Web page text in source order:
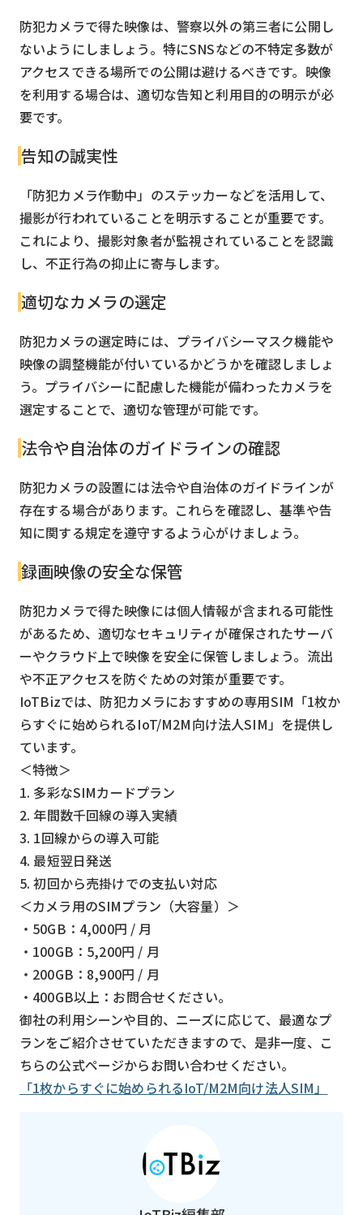
防犯カメラで得た映像は、警察以外の第三者に公開し
ないようにしましょう。特にSNSなどの不特定多数が
アクセスできる場所での公開は避けるべきです。映像
を利用する場合は、適切な告知と利用目的の明示が必
要です。
告知の誠実性
「防犯カメラ作動中」のステッカーなどを活用して、
撮影が行われていることを明示することが重要です。
これにより、撮影対象者が監視されていることを認識
し、不正行為の抑止に寄与します。
適切なカメラの選定
防犯カメラの選定時には、プライバシーマスク機能や
映像の調整機能が付いているかどうかを確認しましょ
う。プライバシーに配慮した機能が備わったカメラを
選定することで、適切な管理が可能です。
法令や自治体のガイドラインの確認
防犯カメラの設置には法令や自治体のガイドラインが
存在する場合があります。これらを確認し、基準や告
知に関する規定を遵守するよう心がけましょう。
録画映像の安全な保管
防犯カメラで得た映像には個人情報が含まれる可能性
があるため、適切なセキュリティが確保されたサーバ
ーやクラウド上で映像を安全に保管しましょう。流出
や不正アクセスを防ぐための対策が重要です。
IoTBizでは、防犯カメラにおすすめの専用SIM「1枚か
らすぐに始められるIoT/M2M向け法人SIM」を提供し
ています。
＜特徴＞
1. 多彩なSIMカードプラン
2. 年間数千回線の導入実績
3. 1回線からの導入可能
4. 最短翌日発送
5. 初回から売掛けでの支払い対応
＜カメラ用のSIMプラン（大容量）＞
・50GB：4,000円 / 月
・100GB：5,200円 / 月
・200GB：8,900円 / 月
・400GB以上：お問合せください。
御社の利用シーンや目的、ニーズに応じて、最適なプ
ランをご紹介させていただきますので、是非一度、こ
ちらの公式ページからお問い合わせください。
「1枚からすぐに始められるIoT/M2M向け法人SIM」